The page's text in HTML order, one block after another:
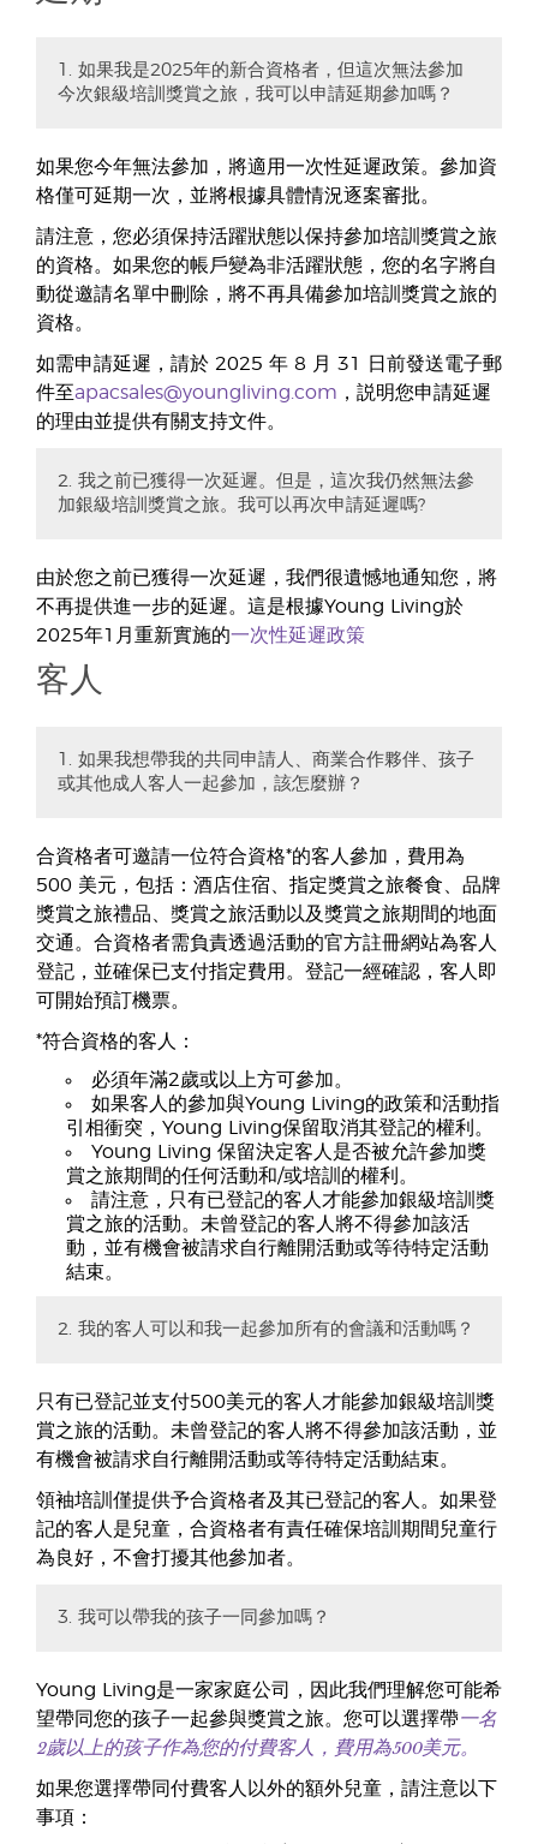
1. 如果我是2025年的新合資格者，但這次無法參加
今次銀級培訓獎賞之旅，我可以申請延期參加嗎？
如果您今年無法參加，將適用一次性延遲政策。參加資
格僅可延期一次，並將根據具體情況逐案審批。
請注意，您必須保持活躍狀態以保持參加培訓獎賞之旅
的資格。如果您的帳戶變為非活躍狀態，您的名字將自
動從邀請名單中刪除，將不再具備參加培訓獎賞之旅的
資格。
如需申請延遲，請於 2025 年 8 月 31 日前發送電子郵
件至apacsales@youngliving.com ，説明您申請延遲
的理由並提供有關支持文件。
2. 我之前已獲得一次延遲。但是，這次我仍然無法參
加銀級培訓獎賞之旅。我可以再次申請延遲嗎?
由於您之前已獲得一次延遲，我們很遺憾地通知您，將
不再提供進一步的延遲。這是根據Young Living於
2025年1月重新實施的一次性延遲政策
客人
1. 如果我想帶我的共同申請人、商業合作夥伴、孩子
或其他成人客人一起參加，該怎麼辦？
合資格者可邀請一位符合資格*的客人參加，費用為
500 美元，包括：酒店住宿、指定獎賞之旅餐食、品牌
獎賞之旅禮品、獎賞之旅活動以及獎賞之旅期間的地面
交通。合資格者需負責透過活動的官方註冊網站為客人
登記，並確保已支付指定費用。登記一經確認，客人即
可開始預訂機票。
*符合資格的客人：
必須年滿2歲或以上方可參加。
如果客人的參加與Young Living的政策和活動指
引相衝突，Young Living保留取消其登記的權利。
Young Living 保留決定客人是否被允許參加獎
賞之旅期間的任何活動和/或培訓的權利。
請注意，只有已登記的客人才能參加銀級培訓獎
賞之旅的活動。未曾登記的客人將不得參加該活
動，並有機會被請求自行離開活動或等待特定活動
結束。
2. 我的客人可以和我一起參加所有的會議和活動嗎？
只有已登記並支付500美元的客人才能參加銀級培訓獎
賞之旅的活動。未曾登記的客人將不得參加該活動，並
有機會被請求自行離開活動或等待特定活動結束。
領袖培訓僅提供予合資格者及其已登記的客人。如果登
記的客人是兒童，合資格者有責任確保培訓期間兒童行
為良好，不會打擾其他參加者。
3. 我可以帶我的孩子一同參加嗎？
Young Living是一家家庭公司，因此我們理解您可能希
望帶同您的孩子一起參與獎賞之旅。您可以選擇帶一名
2歲以上的孩子作為您的付費客人，費用為500美元。
如果您選擇帶同付費客人以外的額外兒童，請注意以下
事項：